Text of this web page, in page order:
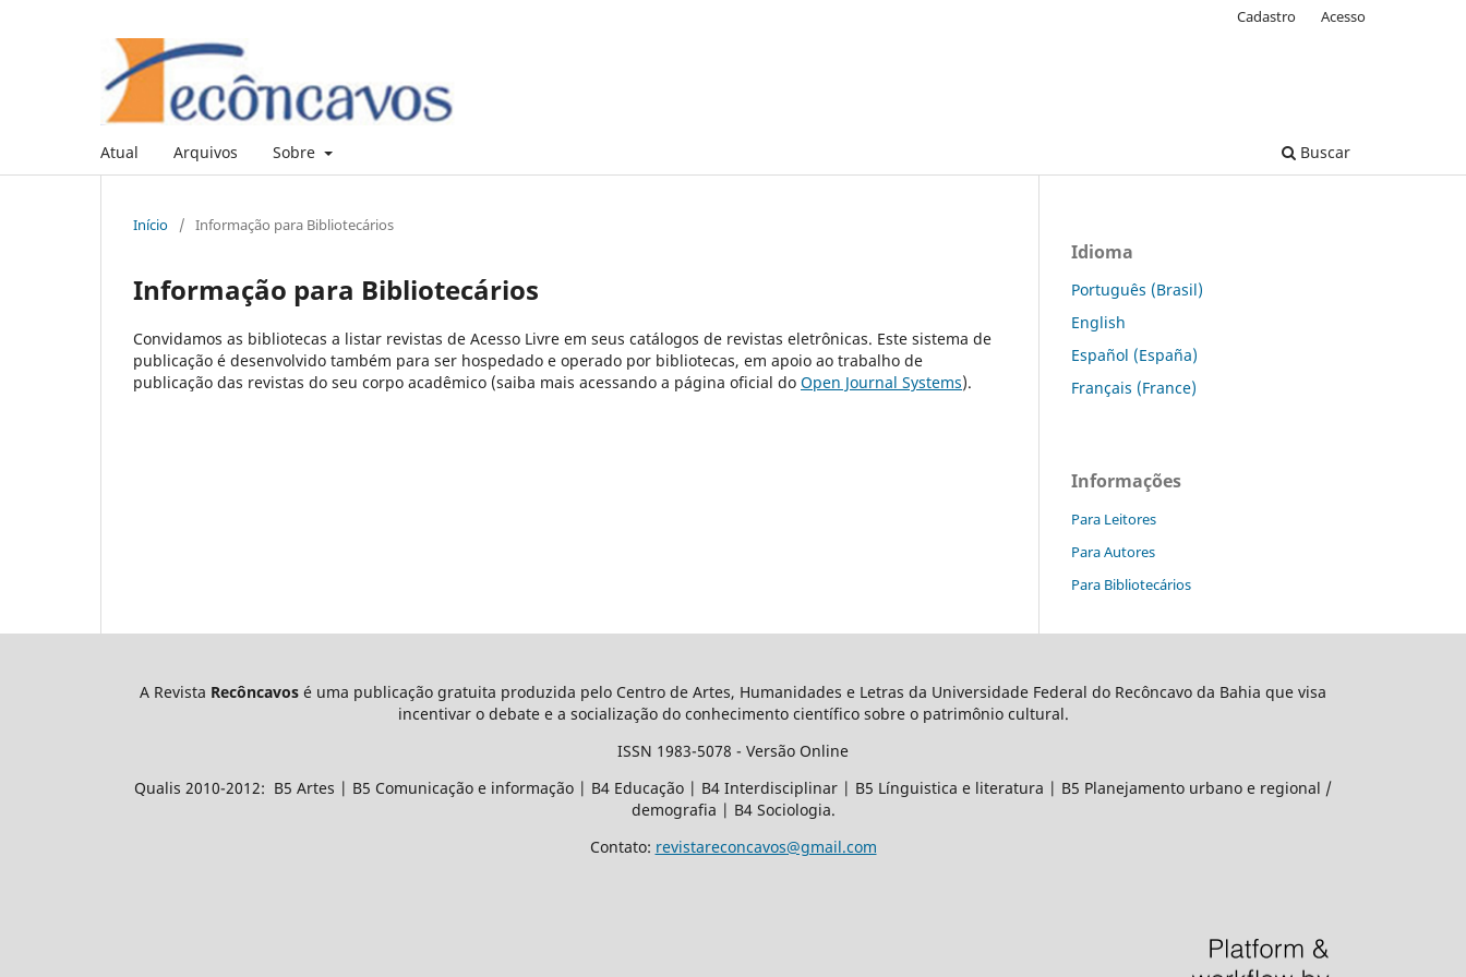
Atual Arquivos Sobre Buscar
Cadastro Acesso
Início / Informação para Bibliotecários
Informação para Bibliotecários
Convidamos as bibliotecas a listar revistas de Acesso Livre em seus catálogos de revistas eletrônicas. Este sistema de
publicação é desenvolvido também para ser hospedado e operado por bibliotecas, em apoio ao trabalho de
publicação das revistas do seu corpo acadêmico (saiba mais acessando a página oficial do Open Journal Systems).
Idioma
Português (Brasil)
English
Español (España)
Français (France)
Informações
Para Leitores
Para Autores
Para Bibliotecários
A Revista Recôncavos é uma publicação gratuita produzida pelo Centro de Artes, Humanidades e Letras da Universidade Federal do Recôncavo da Bahia que visa
incentivar o debate e a socialização do conhecimento científico sobre o patrimônio cultural.
ISSN 1983-5078 - Versão Online
Qualis 2010-2012: B5 Artes | B5 Comunicação e informação | B4 Educação | B4 Interdisciplinar | B5 Línguistica e literatura | B5 Planejamento urbano e regional /
demografia | B4 Sociologia.
Contato: revistareconcavos@gmail.com